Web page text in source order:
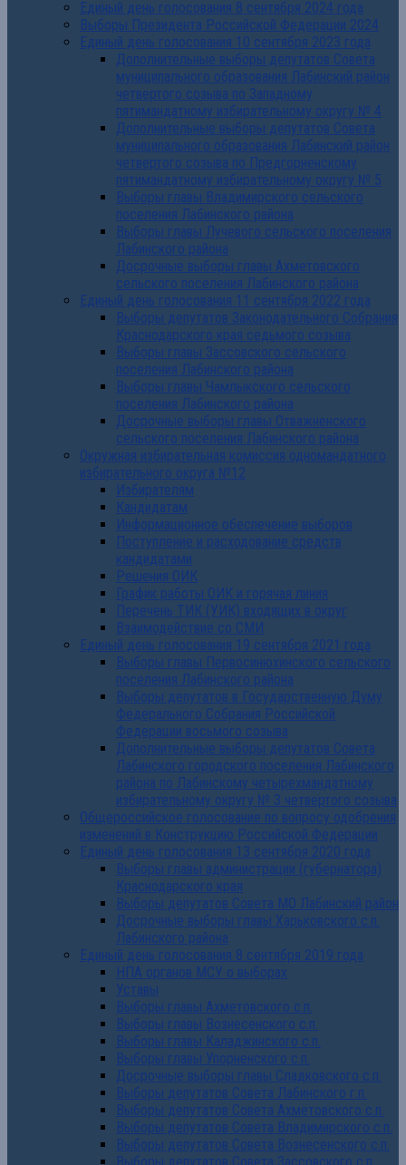
Единый день голосования 8 сентября 2024 года
Выборы Президента Российской Федерации 2024
Единый день голосования 10 сентября 2023 года
Дополнительные выборы депутатов Совета
муниципального образования Лабинский район
четвертого созыва по Западному
пятимандатному избирательному округу № 4
Дополнительные выборы депутатов Совета
муниципального образования Лабинский район
четвертого созыва по Предгорненскому
пятимандатному избирательному округу № 5
Выборы главы Владимирского сельского
поселения Лабинского района
Выборы главы Лучевого сельского поселения
Лабинского района
Досрочные выборы главы Ахметовского
сельского поселения Лабинского района
Единый день голосования 11 сентября 2022 года
Выборы депутатов Законодательного Собрания
Краснодарского края седьмого созыва
Выборы главы Зассовского сельского
поселения Лабинского района
Выборы главы Чамлыкского сельского
поселения Лабинского района
Досрочные выборы главы Отважненского
сельского поселения Лабинского района
Окружная избирательная комиссия одномандатного
избирательного округа №12
Избирателям
Кандидатам
Информационное обеспечение выборов
Поступление и расходование средств
кандидатами
Решения ОИК
График работы ОИК и горячая линия
Перечень ТИК (УИК) входящих в округ
Взаимодействие со СМИ
Единый день голосования 19 сентября 2021 года
Выборы главы Первосинюхинского сельского
поселения Лабинского района
Выборы депутатов в Государственную Думу
Федерального Собрания Российской
Федерации восьмого созыва
Дополнительные выборы депутатов Совета
Лабинского городского поселения Лабинского
района по Лабинскому четырехмандатному
избирательному округу № 3 четвертого созыва
Общероссийское голосование по вопросу одобрения
изменений в Конструкцию Российской Федерации
Единый день голосования 13 сентября 2020 года
Выборы главы администрации (губернатора)
Краснодарского края
Выборы депутатов Совета МО Лабинский район
Досрочные выборы главы Харьковского с.п.
Лабинского района
Единый день голосования 8 сентября 2019 года
НПА органов МСУ о выборах
Уставы
Выборы главы Ахметовского с.п.
Выборы главы Вознесенского с.п.
Выборы главы Каладжинского с.п.
Выборы главы Упорненского с.п.
Досрочные выборы главы Сладковского с.п.
Выборы депутатов Совета Лабинского г.п.
Выборы депутатов Совета Ахметовского с.п.
Выборы депутатов Совета Владимирского с.п.
Выборы депутатов Совета Вознесенского с.п.